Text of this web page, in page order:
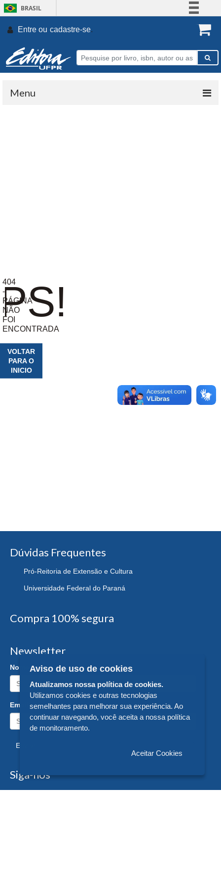
BRASIL
Participe
Entre ou cadastre-se.
Menu
404
-
PÁGINA
NÃO
FOI
ENCONTRADA
VOLTAR
PARA O
INICIO
Dúvidas Frequentes
Pró-Reitoria de Extensão e Cultura
Universidade Federal do Paraná
Compra 100% segura
Newsletter
Nome:
Email:
Enviar
Siga-nos
Aviso de uso de cookies
Atualizamos nossa política de cookies.
Utilizamos cookies e outras tecnologias
semelhantes para melhorar sua experiência. Ao
continuar navegando, você aceita a nossa política
de monitoramento.
Aceitar Cookies